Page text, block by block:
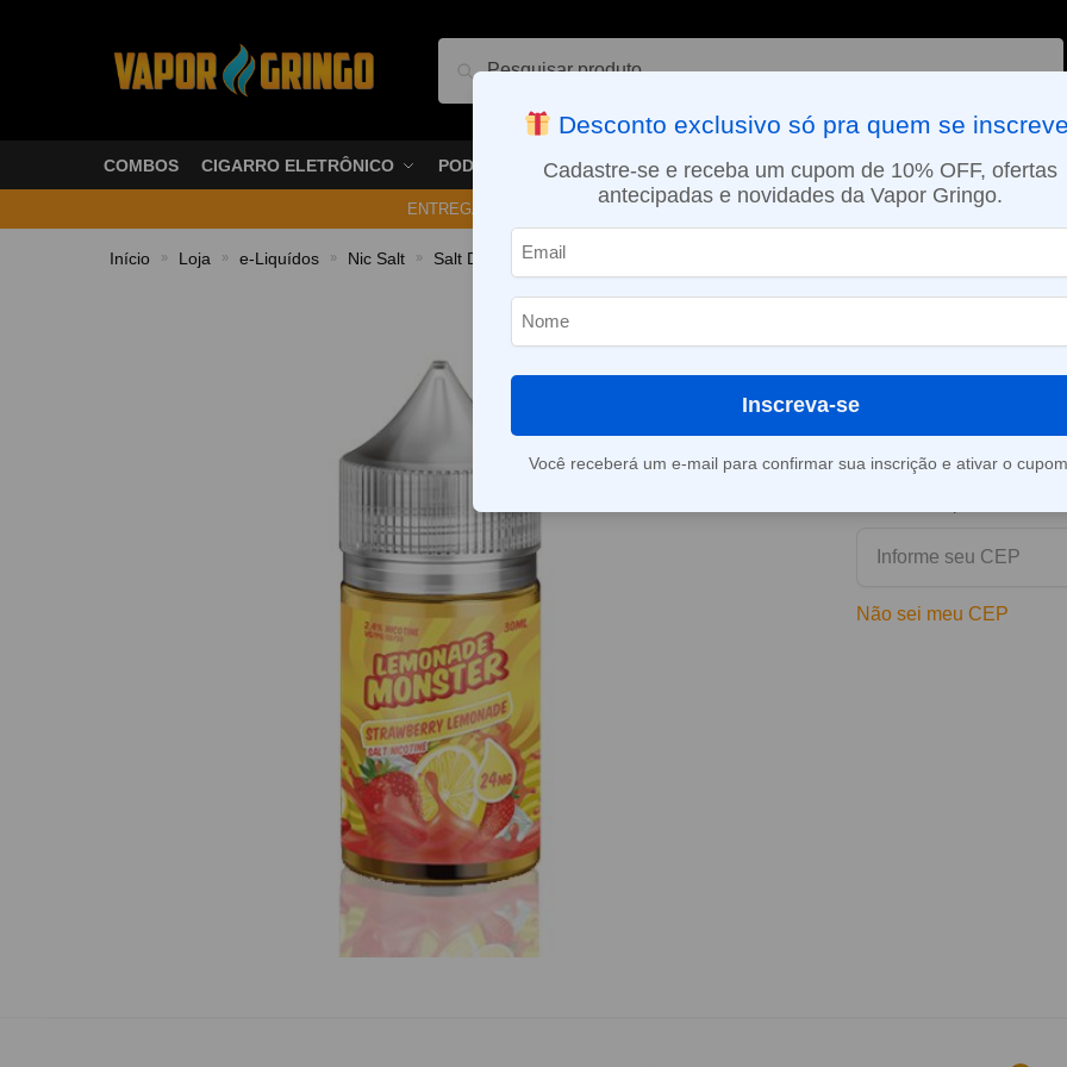
Pesquisar
COMBOS CIGARRO ELETRÔNICO PODS VAPORIZADOR DE ERVAS E-LIQUÍDOS NICOTINA ORAL
ENTREGA NO MESMO DIA EM SÃO PAULO (SEG A SEX): PEDIDOS APROVADOS ATÉ
Início » Loja » e-Liquídos » Nic Salt » Salt Doces e sobremesas
Líquido Jam
Strawberry
Este produto está fora
Consultar prazo e valor
Não sei meu CEP
Desconto exclusivo só pra quem se
Cadastre-se e receba um cupom de 10% OFF, ofertas
antecipadas e novidades da Vapor Gringo.
Inscreva-se
Você receberá um e-mail para confirmar sua inscrição e ativar o